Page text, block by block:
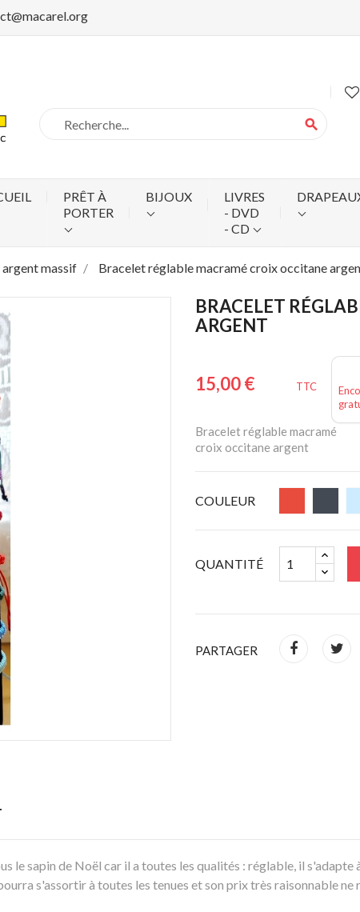
search
PRÊT À
PORTER
BIJOUX
LIVRES
- DVD
- CD
massif Bracelet réglable macramé croix occitane
BRACELET
ARGENT
15,00 € TTC
Bracelet réglable macramé
croix occitane argent
COULEUR
QUANTITÉ
PARTAGER
le sapin de Noël car il a toutes les qualités : réglable, il
s'assortir à toutes les tenues et son prix très raisonnable